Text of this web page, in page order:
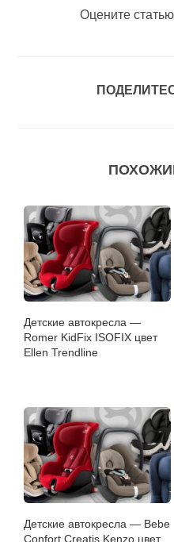
Оцените
Детские автокресла —
Romer KidFix ISOFIX цвет
Ellen Trendline
Детские автокресла — Bebe
Confort Creatis Kenzo цвет